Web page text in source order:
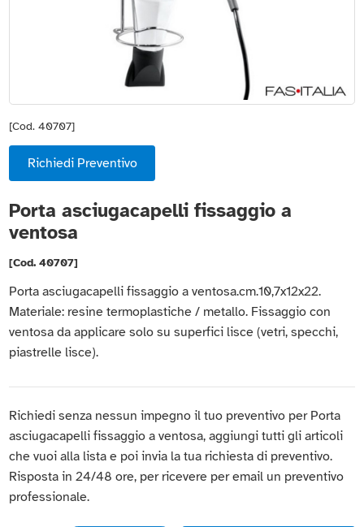
[Cod. 40707]
Richiedi Preventivo
Porta asciugacapelli fissaggio a
ventosa
[Cod. 40707]
Porta asciugacapelli fissaggio a ventosa.cm.10,7x12x22.
Materiale: resine termoplastiche / metallo. Fissaggio con
ventosa da applicare solo su superfici lisce (vetri, specchi,
piastrelle lisce).
Richiedi senza nessun impegno il tuo preventivo per Porta
asciugacapelli fissaggio a ventosa, aggiungi tutti gli articoli
che vuoi alla lista e poi invia la tua richiesta di preventivo.
Risposta in 24/48 ore, per ricevere per email un preventivo
professionale.